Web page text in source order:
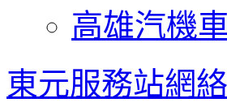
高雄汽機
東元服務站網